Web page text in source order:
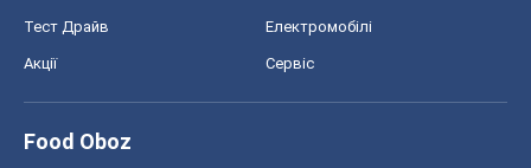
Тест Драйв Електромобілі
Акції Сервіс
Food Oboz